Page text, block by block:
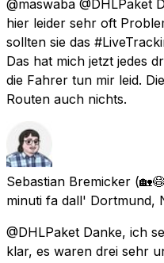
@maswaba @DHLPaket
hier leider sehr oft
sollten sie das
Das hat mich jetzt jedes
die Fahrer tun mir leid.
Routen auch nichts.
Sebastian Bremicker
minuti fa dall' Dortmund,
@DHLPaket Danke, ich
klar, es waren drei sehr